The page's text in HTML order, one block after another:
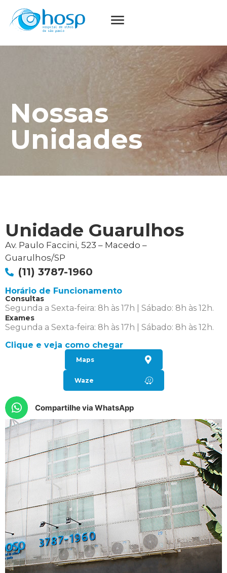
Nossas
Unidades
Unidade Guarulhos
Av. Paulo Faccini, 523 – Macedo –
Guarulhos/SP
(11) 3787-1960
Horário de Funcionamento
Consultas
Segunda a Sexta-feira: 8h às 17h | Sábado: 8h às 12h.
Exames
Segunda a Sexta-feira: 8h às 17h | Sábado: 8h às 12h.
Clique e veja como chegar
Maps
Waze
Compartilhe via WhatsApp